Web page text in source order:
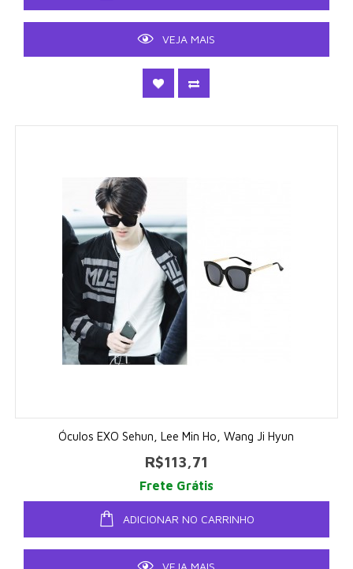
VEJA MAIS
Óculos EXO Sehun, Lee Min Ho, Wang Ji Hyun
R$113,71
Frete Grátis
ADICIONAR NO CARRINHO